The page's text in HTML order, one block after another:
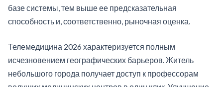
базе системы, тем выше ее предсказательная
способность и, соответственно, рыночная оценка.
Телемедицина 2026 характеризуется полным
исчезновением географических барьеров. Житель
небольшого города получает доступ к профессорам